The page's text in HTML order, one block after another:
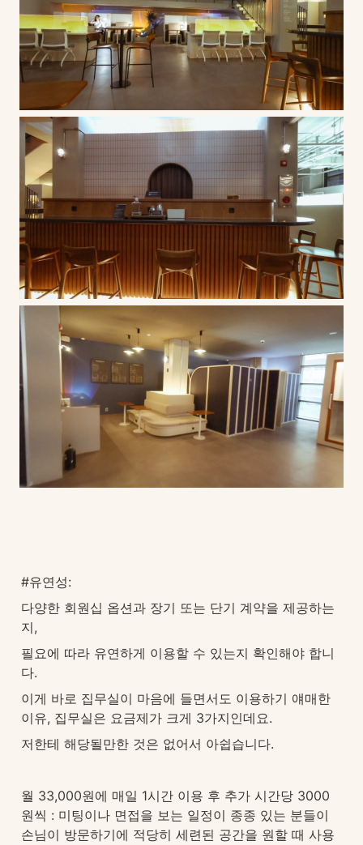
#유연성:
다양한 회원십 옵션과 장기 또는 단기 계약을 제공하는
지,
필요에 따라 유연하게 이용할 수 있는지 확인해야 합니
다.
이게 바로 집무실이 마음에 들면서도 이용하기 얘매한
이유, 집무실은 요금제가 크게 3가지인데요.
저한테 해당될만한 것은 없어서 아쉽습니다.
월 33,000원에 매일 1시간 이용 후 추가 시간당 3000
원씩 : 미팅이나 면접을 보는 일정이 종종 있는 분들이
손님이 방문하기에 적당히 세련된 공간을 원할 때 사용